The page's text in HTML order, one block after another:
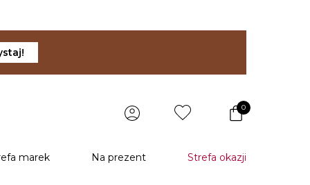
0
marek Na prezent Strefa okazji